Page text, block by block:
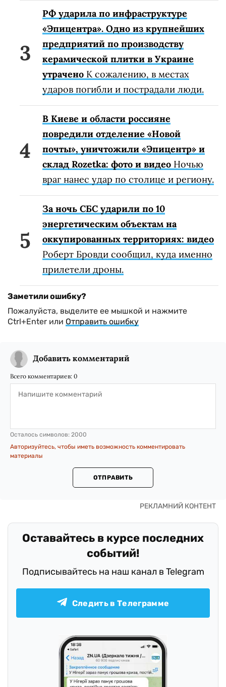
РФ ударила по инфраструктуре
«Эпицентра». Одно из крупнейших
предприятий по производству
керамической плитки в Украине
утрачено К сожалению, в местах
ударов погибли и пострадали люди.
В Киеве и области россияне
повредили отделение «Новой
почты», уничтожили «Эпицентр» и
склад Rozetka: фото и видео Ночью
враг нанес удар по столице и региону.
За ночь СБС ударили по 10
энергетическим объектам на
оккупированных территориях: видео
Роберт Бровди сообщил, куда именно
прилетели дроны.
Заметили ошибку?
Пожалуйста, выделите ее мышкой и нажмите
Ctrl+Enter или Отправить ошибку
Добавить комментарий
Всего комментариев: 0
Осталось символов: 2000
Авторизуйтесь, чтобы иметь возможность комментировать
материалы
ОТПРАВИТЬ
Оставайтесь в курсе последних
событий!
Подписывайтесь на наш канал в Telegram
Следить в Телеграмме